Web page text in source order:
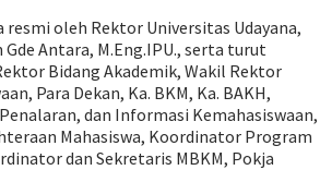
resmi oleh Rektor Universitas Udayana,
Gde Antara, M.Eng.IPU., serta turut
Bidang Akademik, Wakil Rektor
Para Dekan, Ka. BKM, Ka. BAKH,
dan Informasi Kemahasiswaan,
Mahasiswa, Koordinator Program
dan Sekretaris MBKM, Pokja